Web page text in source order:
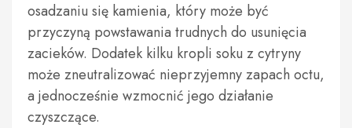
osadzaniu się kamienia, który może być
przyczyną powstawania trudnych do usunięcia
zacieków. Dodatek kilku kropli soku z cytryny
może zneutralizować nieprzyjemny zapach octu,
a jednocześnie wzmocnić jego działanie
czyszczące.